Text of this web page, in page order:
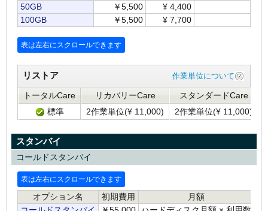
50GB
￥5,500 ¥ 4,400
100GB
￥5,500 ¥ 7,700
リストア 作業単位について
トータルCare リカバリーCare
スタンダードCare
標準
2作業単位(¥ 11,000) 2作業単位(¥ 11,000)
スタンバイ
コールドスタンバイ
オプション名 初期費用 月額